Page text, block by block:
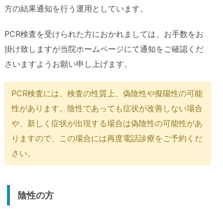
方の結果通知を行う運用としています。
PCR検査を受けられた方におかれましては、お手数をお
掛け致しますが当院ホームページにて通知をご確認くだ
さいますようお願い申し上げます。
PCR検査には、検査の性質上、偽陰性や擬陽性の可能
性があります。陰性であっても症状が改善しない場合
や、新しく症状が出現する場合は偽陰性の可能性があ
りますので、この場合には再度電話診療をご予約くだ
さい。
陰性の方